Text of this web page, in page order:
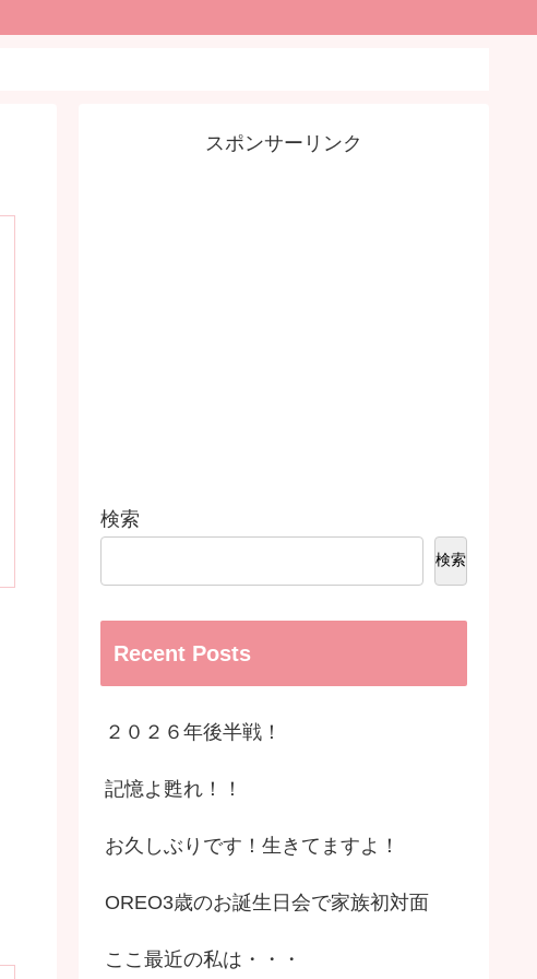
スポンサーリンク
検索
検索
Recent Posts
２０２６年後半戦！
記憶よ甦れ！！
お久しぶりです！生きてますよ！
OREO3歳のお誕生日会で家族初対面
ここ最近の私は・・・